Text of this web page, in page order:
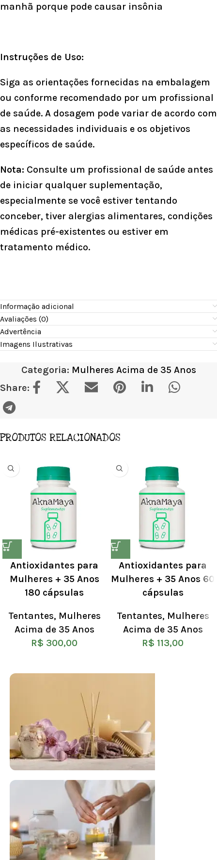
manhã porque pode causar insônia
Instruções de Uso:
Siga as orientações fornecidas na embalagem
ou conforme recomendado por um profissional
de saúde. A dosagem pode variar de acordo com
as necessidades individuais e os objetivos
específicos de saúde.
Nota: Consulte um profissional de saúde antes
de iniciar qualquer suplementação,
especialmente se você estiver tentando
conceber, tiver alergias alimentares, condições
médicas pré-existentes ou estiver em
tratamento médico.
Informação adicional
Avaliações (0)
Advertência
Imagens Ilustrativas
Categoria: Mulheres Acima de 35 Anos
Share:
PRODUTOS RELACIONADOS
Antioxidantes para
Mulheres + 35 Anos
180 cápsulas
Tentantes, Mulheres
Acima de 35 Anos
R$ 300,00
Antioxidantes para
Mulheres + 35 Anos 60
cápsulas
Tentantes, Mulheres
Acima de 35 Anos
R$ 113,00
FLORAL DE BACH PERSONALIZADO
Responda as perguntas e receba o seu
floral em casa.
Resultado na hora!
Conheça mais e faça sua Pesquisa